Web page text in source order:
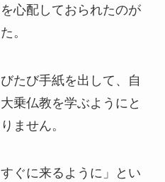
心配しておられたのが
。
たび手紙を出して、自
乗仏教を学ぶようにと
ません。
ぐに来るように」とい